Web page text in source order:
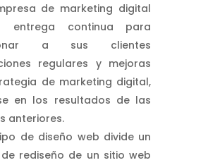
de marketing digital
entrega continua para
a sus clientes
regulares y mejoras
de marketing digital,
en los resultados de las
anteriores.
de diseño web divide un
rediseño de un sitio web